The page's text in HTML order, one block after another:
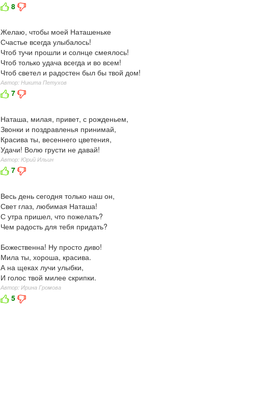
8
Желаю, чтобы моей Наташеньке
Счастье всегда улыбалось!
Чтоб тучи прошли и солнце смеялось!
Чтоб только удача всегда и во всем!
Чтоб светел и радостен был бы твой дом!
Автор: Никита Петухов
7
Наташа, милая, привет, с рожденьем,
Звонки и поздравленья принимай,
Красива ты, весеннего цветения,
Удачи! Волю грусти не давай!
Автор: Юрий Ильин
7
Весь день сегодня только наш он,
Свет глаз, любимая Наташа!
С утра пришел, что пожелать?
Чем радость для тебя придать?
Божественна! Ну просто диво!
Мила ты, хороша, красива.
А на щеках лучи улыбки,
И голос твой милее скрипки.
Автор: Ирина Громова
5